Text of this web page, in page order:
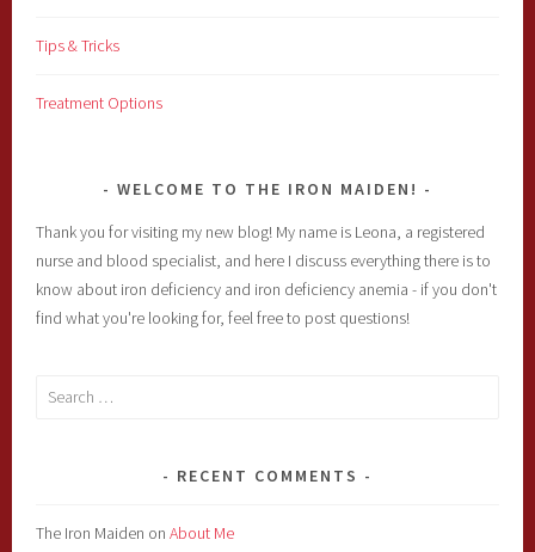
Tips & Tricks
Treatment Options
WELCOME TO THE IRON MAIDEN!
Thank you for visiting my new blog! My name is Leona, a registered
nurse and blood specialist, and here I discuss everything there is to
know about iron deficiency and iron deficiency anemia - if you don't
find what you're looking for, feel free to post questions!
Search
RECENT COMMENTS
The Iron Maiden onAbout Me